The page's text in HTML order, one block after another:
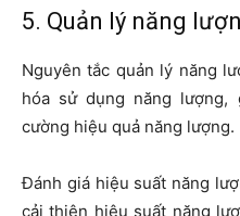
5. Quản lý năng
Nguyên tắc quản lý năng
hóa sử dụng năng lượng,
cường hiệu quả năng lượng.
Đánh giá hiệu suất năng
cải thiện hiệu suất năng